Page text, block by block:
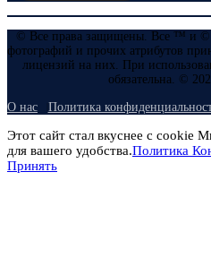
© Все права защищены. Все ™ и ©
фотографий и прочих атрибутов
лицензий на них. При
обязательна. ©
О нас Политика
Этот сайт стал вкуснее с cookie
для вашего удобства.Политика
Принять